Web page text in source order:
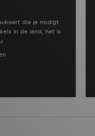
die je nodigt
in de land, het is